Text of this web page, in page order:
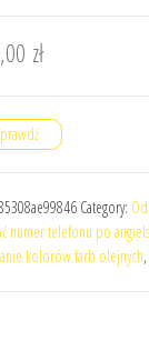
zł
Category:
numer telefonu po
kolorów farb olejnych,